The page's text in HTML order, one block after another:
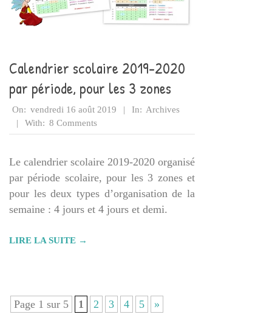
Calendrier scolaire 2019-2020
par période, pour les 3 zones
2019-
08-
16
On: vendredi 16 août 2019 In: Archives
With: 8 Comments
Le calendrier scolaire 2019-2020 organisé
par période scolaire, pour les 3 zones et
pour les deux types d’organisation de la
semaine : 4 jours et 4 jours et demi.
LIRE LA SUITE →
Page 1 sur 5 1 2 3 4 5 »